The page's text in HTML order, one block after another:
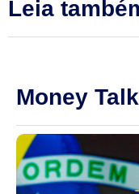
Leia
Money